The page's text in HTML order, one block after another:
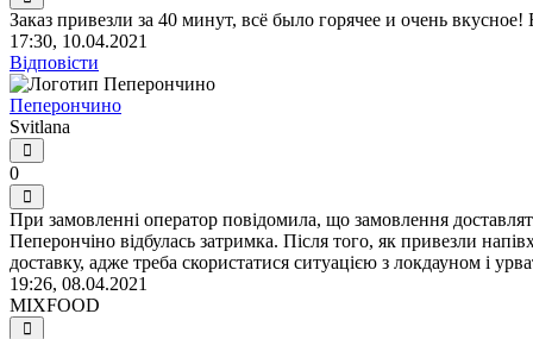
Заказ привезли за 40 минут, всё было горячее и очень вкусное!
17:30, 10.04.2021
Відповісти
Пеперончино
Svitlana
0
При замовленні оператор повідомила, що замовлення
Пеперончіно відбулась затримка. Після того, як привезли
доставку, адже треба скористатися ситуацією з локдауном і
19:26, 08.04.2021
MIXFOOD